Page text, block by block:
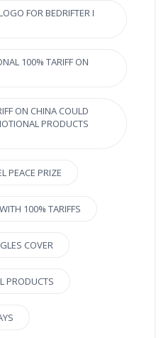
FOR BEDRIFTER I
100% TARIFF ON
ON CHINA COULD
PRODUCTS
PEACE PRIZE
100% TARIFFS
COVER
PRODUCTS